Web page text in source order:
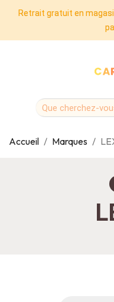
Retrait gratuit en
Accueil Marques